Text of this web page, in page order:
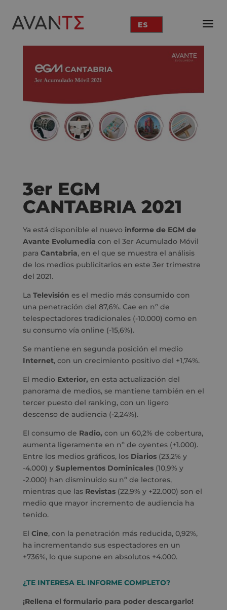
ES
3er EGM
CANTABRIA 2021
Ya está disponible el nuevo informe de EGM de
Avante Evolumedia con el 3er Acumulado Móvil
para Cantabria, en el que se muestra el análisis
de los medios publicitarios en este 3er trimestre
del 2021.
La Televisión es el medio más consumido con
una penetración del 87,6%. Cae en nº de
telespectadores tradicionales (-10.000) como en
su consumo vía online (-15,6%).
Se mantiene en segunda posición el medio
Internet, con un crecimiento positivo del +1,74%.
El medio Exterior, en esta actualización del
panorama de medios, se mantiene también en el
tercer puesto del ranking, con un ligero
descenso de audiencia (-2,24%).
El consumo de Radio, con un 60,2% de cobertura,
aumenta ligeramente en nº de oyentes (+1.000).
Entre los medios gráficos, los Diarios(23,2% y
-4.000) y Suplementos Dominicales(10,9% y
-2.000) han disminuido su nº de lectores,
mientras que las Revistas(22,9% y +22.000) son el
medio que mayor incremento de audiencia ha
tenido.
El Cine, con la penetración más reducida, 0,92%,
ha incrementando sus espectadores en un
+736%, lo que supone en absolutos +4.000.
¿TE INTERESA EL INFORME COMPLETO?
¡Rellena el formulario para poder descargarlo!